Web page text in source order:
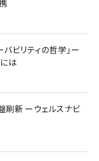
ビリティの哲学」ー
は
刷新 ーウェルスナビ